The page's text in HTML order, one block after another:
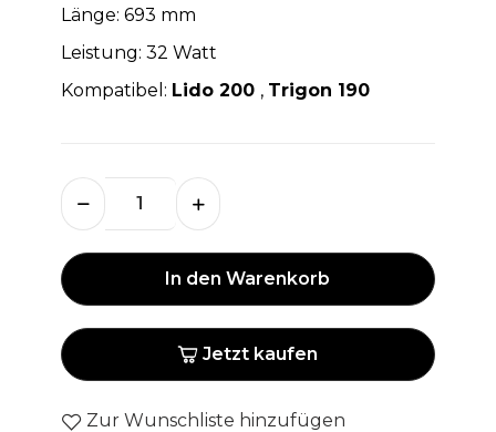
Länge: 693 mm
Leistung: 32 Watt
Kompatibel: Lido 200 , Trigon 190
In den Warenkorb
Jetzt kaufen
Zur Wunschliste hinzufügen